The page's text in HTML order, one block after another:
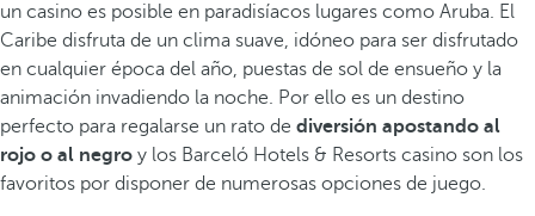
un casino es posible en paradisíacos lugares como Aruba. El
Caribe disfruta de un clima suave, idóneo para ser disfrutado
en cualquier época del año, puestas de sol de ensueño y la
animación invadiendo la noche. Por ello es un destino
perfecto para regalarse un rato de diversión apostando al
rojo o al negro y los Barceló Hotels & Resorts casino son los
favoritos por disponer de numerosas opciones de juego.